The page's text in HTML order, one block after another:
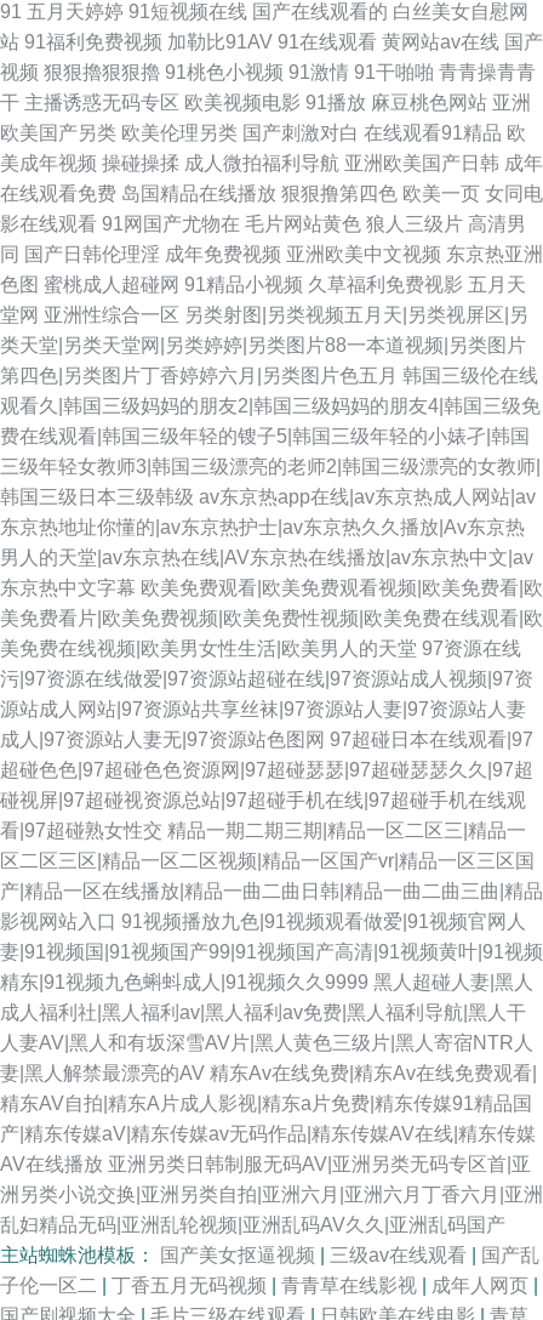
91 五月天婷婷 91短视频在线 国产在线观看的 白丝美女自慰网
站 91福利免费视频 加勒比91AV 91在线观看 黄网站av在线 国产
视频 狠狠擼狠狠擼 91桃色小视频 91激情 91干啪啪 青青操青青
干 主播诱惑无码专区 欧美视频电影 91播放 麻豆桃色网站 亚洲
欧美国产另类 欧美伦理另类 国产刺激对白 在线观看91精品 欧
美成年视频 操碰操揉 成人微拍福利导航 亚洲欧美国产日韩 成年
在线观看免费 岛国精品在线播放 狠狠撸第四色 欧美一页 女同电
影在线观看 91网国产尤物在 毛片网站黄色 狼人三级片 高清男
同 国产日韩伦理淫 成年免费视频 亚洲欧美中文视频 东京热亚洲
色图 蜜桃成人超碰网 91精品小视频 久草福利免费视影 五月天
堂网 亚洲性综合一区 另类射图|另类视频五月天|另类视屏区|另
类天堂|另类天堂网|另类婷婷|另类图片88一本道视频|另类图片
第四色|另类图片丁香婷婷六月|另类图片色五月 韩国三级伦在线
观看久|韩国三级妈妈的朋友2|韩国三级妈妈的朋友4|韩国三级免
费在线观看|韩国三级年轻的锼子5|韩国三级年轻的小婊孑|韩国
三级年轻女教师3|韩国三级漂亮的老师2|韩国三级漂亮的女教师|
韩国三级日本三级韩级 av东京热app在线|av东京热成人网站|av
东京热地址你懂的|av东京热护士|av东京热久久播放|Av东京热
男人的天堂|av东京热在线|AV东京热在线播放|av东京热中文|av
东京热中文字幕 欧美免费观看|欧美免费观看视频|欧美免费看|欧
美免费看片|欧美免费视频|欧美免费性视频|欧美免费在线观看|欧
美免费在线视频|欧美男女性生活|欧美男人的天堂 97资源在线
污|97资源在线做爱|97资源站超碰在线|97资源站成人视频|97资
源站成人网站|97资源站共享丝袜|97资源站人妻|97资源站人妻
成人|97资源站人妻无|97资源站色图网 97超碰日本在线观看|97
超碰色色|97超碰色色资源网|97超碰瑟瑟|97超碰瑟瑟久久|97超
碰视屏|97超碰视资源总站|97超碰手机在线|97超碰手机在线观
看|97超碰熟女性交 精品一期二期三期|精品一区二区三|精品一
区二区三区|精品一区二区视频|精品一区国产vr|精品一区三区国
产|精品一区在线播放|精品一曲二曲日韩|精品一曲二曲三曲|精品
影视网站入口 91视频播放九色|91视频观看做爱|91视频官网人
妻|91视频国|91视频国产99|91视频国产高清|91视频黄叶|91视频
精东|91视频九色蝌蚪成人|91视频久久9999 黑人超碰人妻|黑人
成人福利社|黑人福利av|黑人福利av免费|黑人福利导航|黑人干
人妻AV|黑人和有坂深雪AV片|黑人黄色三级片|黑人寄宿NTR人
妻|黑人解禁最漂亮的AV 精东Av在线免费|精东Av在线免费观看|
精东AV自拍|精东A片成人影视|精东a片免费|精东传媒91精品国
产|精东传媒aV|精东传媒av无码作品|精东传媒AV在线|精东传媒
AV在线播放 亚洲另类日韩制服无码AV|亚洲另类无码专区首|亚
洲另类小说交换|亚洲另类自拍|亚洲六月|亚洲六月丁香六月|亚洲
乱妇精品无码|亚洲乱轮视频|亚洲乱码AV久久|亚洲乱码国产
主站蜘蛛池模板：
国产美女抠逼视频 三级av在线观看
国产乱
子伦一区二
丁香五月无码视频 青青草在线影视 成年人网页
国产剧视频大全
毛片三级在线观看 日韩欧美在线电影 青草